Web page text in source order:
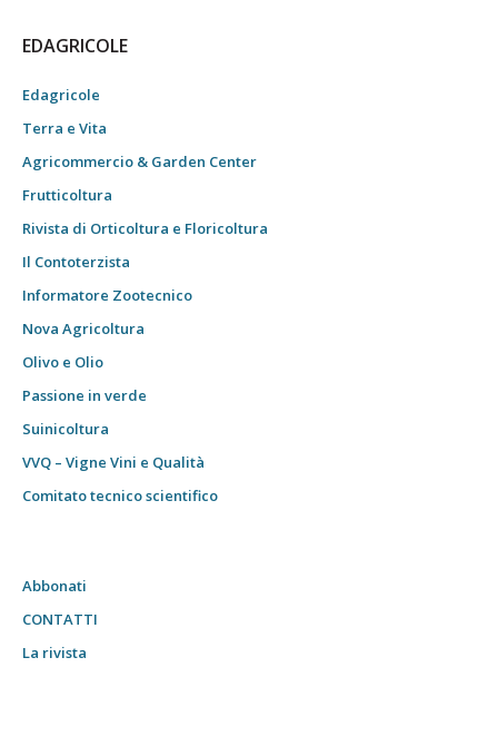
EDAGRICOLE
Edagricole
Terra e Vita
Agricommercio & Garden Center
Frutticoltura
Rivista di Orticoltura e Floricoltura
Il Contoterzista
Informatore Zootecnico
Nova Agricoltura
Olivo e Olio
Passione in verde
Suinicoltura
VVQ – Vigne Vini e Qualità
Comitato tecnico scientifico
Abbonati
CONTATTI
La rivista